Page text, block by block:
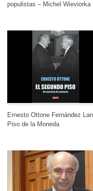
populistas – Michel Wieviorka
Ernesto Ottone Fernández
Piso de la Moneda